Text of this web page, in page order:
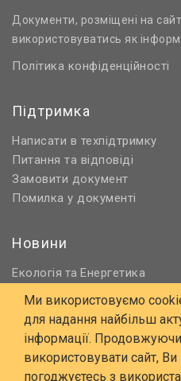
Документи, розміщені на
використовуватись як
Політика конфіденційності
Підтримка
Написати в техпідтримку
Питання та відповіді
Замовити документ
Помилка у документі
Новини
Екологія та Енергетика
Нормативне регулювання
Будівництво та проєктування
Охорона праці та ПБ
© 2006 - 2026 Всі права захищені
Ми використовуємо
для надання найбільш
інформації. Продовжуючи
використовувати сайт, Ви
погоджуєтесь з